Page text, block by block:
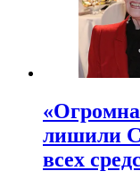
лишили
всех